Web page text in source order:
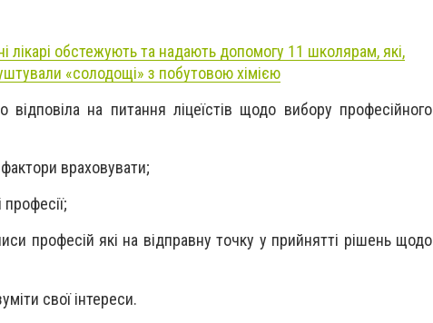
обстежують та надають допомогу 11 школярам, які,
«солодощі» з побутовою хімією
відповіла на питання ліцеїстів щодо вибору професійного
враховувати;
професій які на відправну точку у прийнятті рішень щодо
свої інтереси.